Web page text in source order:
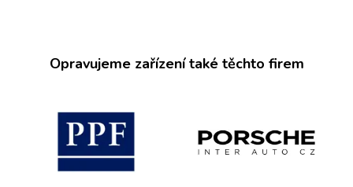
Opravujeme zařízení také těchto firem